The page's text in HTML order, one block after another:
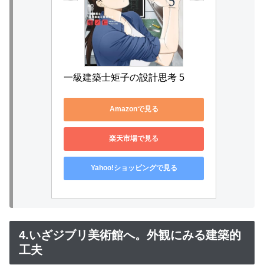
一級建築士矩子の設計思考 5
Amazonで見る
楽天市場で見る
Yahoo!ショッピングで見る
4.いざジブリ美術館へ。外観にみる建築的
工夫